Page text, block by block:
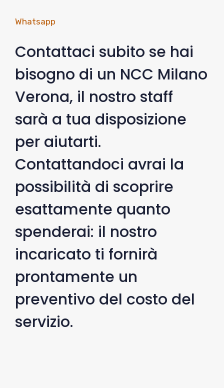
Whatsapp
Contattaci subito se hai
bisogno di un NCC Milano
Verona, il nostro staff
sarà a tua disposizione
per aiutarti.
Contattandoci avrai la
possibilità di scoprire
esattamente quanto
spenderai: il nostro
incaricato ti fornirà
prontamente un
preventivo del costo del
servizio.